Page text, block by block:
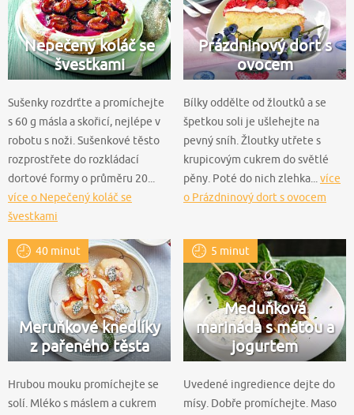
Nepečený koláč se
švestkami
Sušenky rozdrťte a promíchejte
s 60 g másla a skořicí, nejlépe v
robotu s noži. Sušenkové těsto
rozprostřete do rozkládací
dortové formy o průměru 20...
více o Nepečený koláč se
švestkami
Prázdninový dort s
ovocem
Bílky oddělte od žloutků a se
špetkou soli je ušlehejte na
pevný sníh. Žloutky utřete s
krupicovým cukrem do světlé
pěny. Poté do nich zlehka...více
o Prázdninový dort s ovocem
40 minut
Meruňkové knedlíky
z pařeného těsta
Hrubou mouku promíchejte se
solí. Mléko s máslem a cukrem
5 minut
Meduňková
marináda s mátou a
jogurtem
Uvedené ingredience dejte do
mísy. Dobře promíchejte. Maso